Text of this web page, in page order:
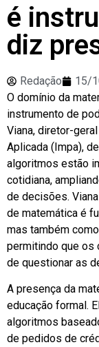
é
diz
Redação
15/
O domínio da
instrumento de
Viana, diretor-
Aplicada (Impa),
algoritmos estão
cotidiana,
de decisões.
de matemática é
mas também
permitindo que os
de questionar as
A presença da
educação formal.
algoritmos
de pedidos de